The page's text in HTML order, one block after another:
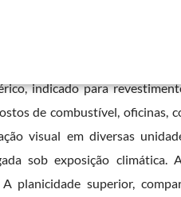
indicado para
de combustível, oficinas,
visual em diversas
sob exposição
planicidade superior,